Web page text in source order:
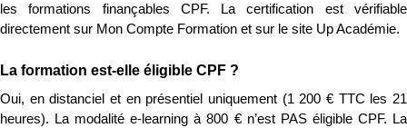
les formations finançables CPF. La certification est vérifiable
directement sur Mon Compte Formation et sur le site Up Académie.
La formation est-elle éligible CPF ?
Oui, en distanciel et en présentiel uniquement (1 200 € TTC les 21
heures). La modalité e-learning à 800 € n’est PAS éligible CPF. La